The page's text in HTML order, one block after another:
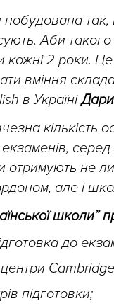
побудована
Аби
кожні 2 роки.
вміння
в Україні
кількість
екзаменів,
отримують
але і
школи”
до
підготовки;